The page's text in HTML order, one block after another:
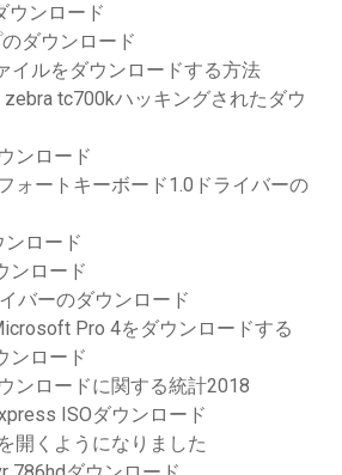
ウンロード
ダウンロード
イルをダウンロードする方法
tc700kハッキングされたダウ
ンロード
ォートキーボード1.0ドライバーの
ロード
ンロード
バーのダウンロード
Pro 4をダウンロードする
ンロード
ンロードに関する統計2018
ISOダウンロード
開くようになりました